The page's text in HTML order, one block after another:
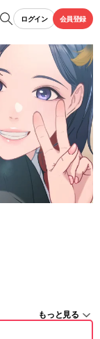
ログイン 会員登録
もっと見る